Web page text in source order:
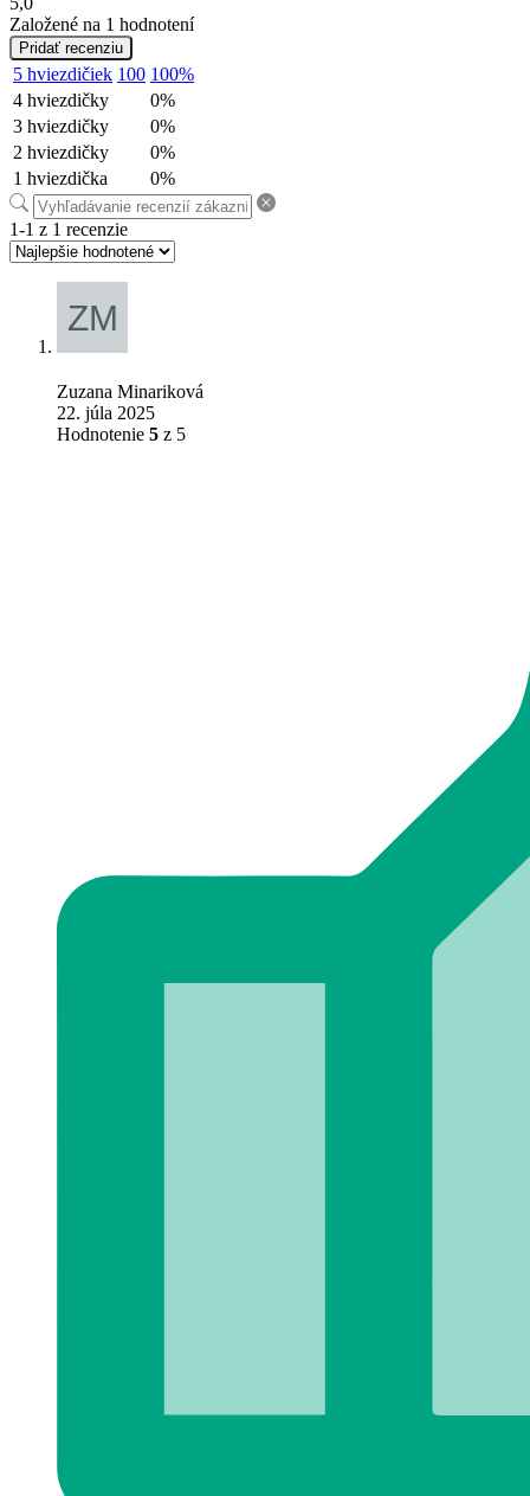
Založené na 1 hodnotení
Pridať recenziu
5 hviezdičiek 100 100%
4 hviezdičky
0%
3 hviezdičky
0%
2 hviezdičky
0%
1 hviezdička
0%
1-1 z 1 recenzie
Zuzana Minariková
22. júla 2025
Hodnotenie 5 z 5